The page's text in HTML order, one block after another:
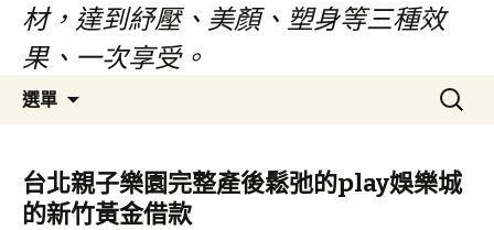
材，達到紓壓、美顏、塑身等三種效
果、一次享受。
選單
容
搜
尋
鍵
字:
台北親子樂園完整產後鬆弛的play娛樂城
的新竹黃金借款